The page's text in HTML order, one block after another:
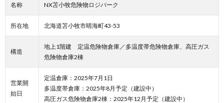
名称 NX苫小牧危険物ロジパーク
所在地 北海道苫小牧市晴海町43-53
構造
地上1階建 定温危険物倉庫／多温度帯危険物倉庫、高圧ガス
危険物倉庫2棟
営業開
始日
定温倉庫：2025年7月1日
多温度帯倉庫：2025年8月予定（建設中）
高圧ガス危険物倉庫2棟：2025年12月予定（建設中）